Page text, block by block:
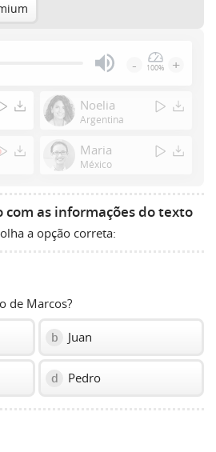
Enter
or
to
show
slider.
- 100% +
Noelia
Argentina
Maria
México
com as informações do texto
a opção correta:
de Marcos?
b Juan
d Pedro